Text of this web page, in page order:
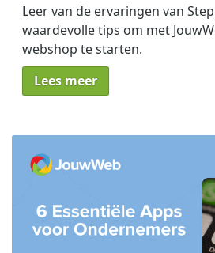
Leer van de ervaringen van
waardevolle tips om met
webshop te starten.
Lees meer